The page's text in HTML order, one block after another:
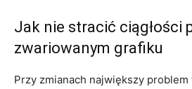
Jak nie stracić ciągłości
zwariowanym grafiku
Przy zmianach największy